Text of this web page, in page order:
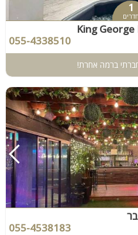
1
חדרים
055-4338510
ברמה אחרת!
055-4538183